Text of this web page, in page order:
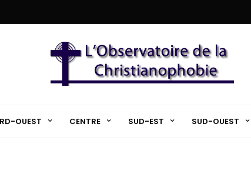
OUEST CENTRE SUD-EST SUD-OUEST